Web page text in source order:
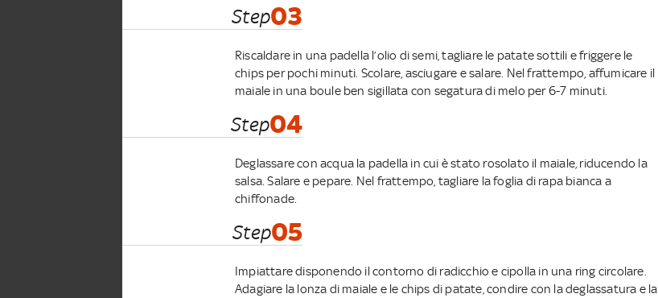
Step03
Riscaldare in una padella l’olio di semi, tagliare le patate sottili e friggere le
chips per pochi minuti. Scolare, asciugare e salare. Nel frattempo, affumicare il
maiale in una boule ben sigillata con segatura di melo per 6-7 minuti.
Step04
Deglassare con acqua la padella in cui è stato rosolato il maiale, riducendo la
salsa. Salare e pepare. Nel frattempo, tagliare la foglia di rapa bianca a
chiffonade.
Step05
Impiattare disponendo il contorno di radicchio e cipolla in una ring circolare.
Adagiare la lonza di maiale e le chips di patate, condire con la deglassatura e la